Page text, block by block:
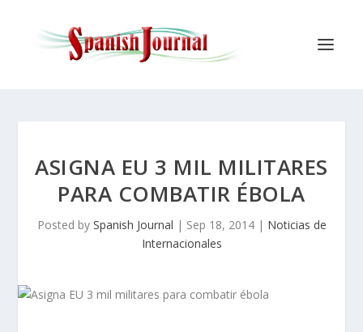
ASIGNA EU 3 MIL MILITARES
PARA COMBATIR ÉBOLA
Posted by Spanish Journal | Sep 18, 2014| Noticias de
Internacionales